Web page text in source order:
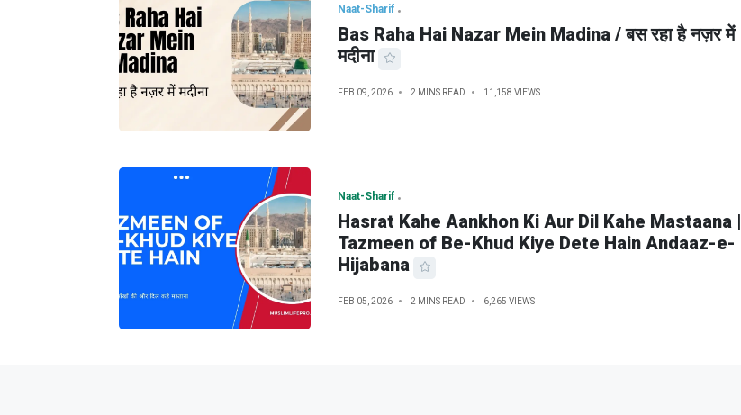
Naat-Sharif
Bas Raha Hai Nazar Mein Madina / बस रहा है नज़र में
मदीना
FEB 09, 2026 2 MINS READ 11,158 VIEWS
Naat-Sharif
Hasrat Kahe Aankhon Ki Aur Dil Kahe Mastaana |
Tazmeen of Be-Khud Kiye Dete Hain Andaaz-e-
Hijabana
FEB 05, 2026 2 MINS READ 6,265 VIEWS